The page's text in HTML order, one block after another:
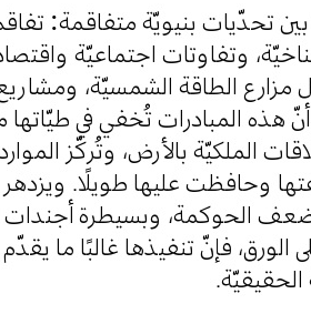
تحدّيات بنيويّة متفاقمة:
وتفاوتات اجتماعيّة
مزارع الطاقة الشمسيّة،
أنّ هذه المبادرات تُخفي في
الملكيّة بالأرض، وتُركّز
وحافظت عليها طويلًا. ويزدهر
الحوكمة، وبسيطرة أجندات
الورق، فإنّ تنفيذها غالبًا ما
الحقيقيّة.